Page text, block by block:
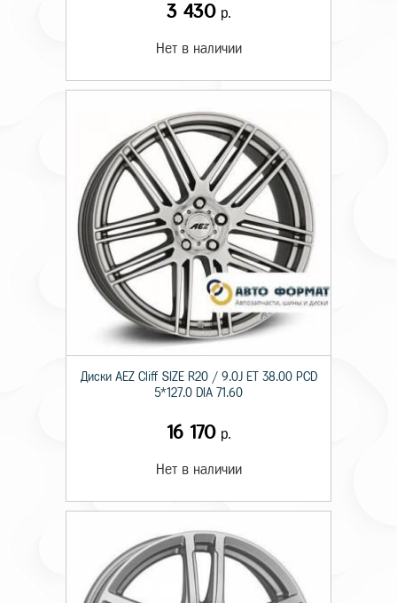
3 430р.
Нет в наличии
Диски AEZ Cliff SIZE R20 / 9.0J ET 38.00 PCD
5*127.0 DIA 71.60
16 170р.
Нет в наличии